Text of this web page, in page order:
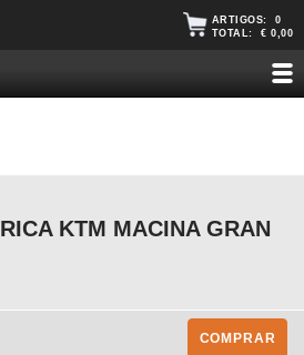
ARTIGOS: 0
TOTAL: € 0,00
KTM MACINA GRAN
COMPRAR